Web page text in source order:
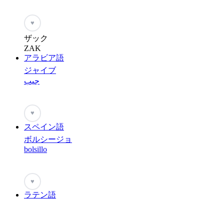
♥
ザック
ZAK
アラビア語
ジャイブ
جيب
♥
スペイン語
ボルシージョ
bolsillo
♥
ラテン語